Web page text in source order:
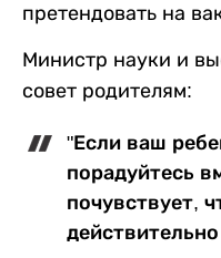
претендовать на
Министр науки и
совет родителям:
"Если ваш
порадуйтесь
почувствует,